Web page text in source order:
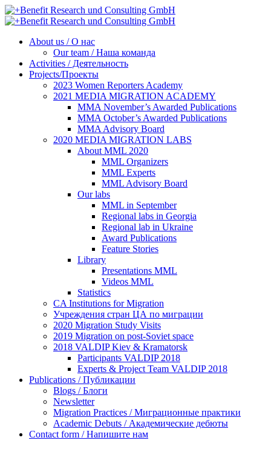
About us / О нас
Our team / Наша команда
Activities / Деятельность
Projects/Проекты
2023 Women Reporters Academy
2021 MEDIA MIGRATION ACADEMY
MMA November’s Awarded Publications
MMA October’s Awarded Publications
MMA Advisory Board
2020 MEDIA MIGRATION LABS
About MML 2020
MML Organizers
MML Experts
MML Advisory Board
Our labs
ММL in September
Regional labs in Georgia
Regional lab in Ukraine
Award Publications
Feature Stories
Library
Presentations MML
Videos MML
Statistics
CA Institutions for Migration
Учреждения стран ЦА по миграции
2020 Migration Study Visits
2019 Migration on post-Soviet space
2018 VALDIP Kiev & Kramatorsk
Participants VALDIP 2018
Experts & Project Team VALDIP 2018
Publications / Публикации
Blogs / Блоги
Newsletter
Migration Practices / Миграционные практики
Academic Debuts / Академические дебюты
Contact form / Напишите нам